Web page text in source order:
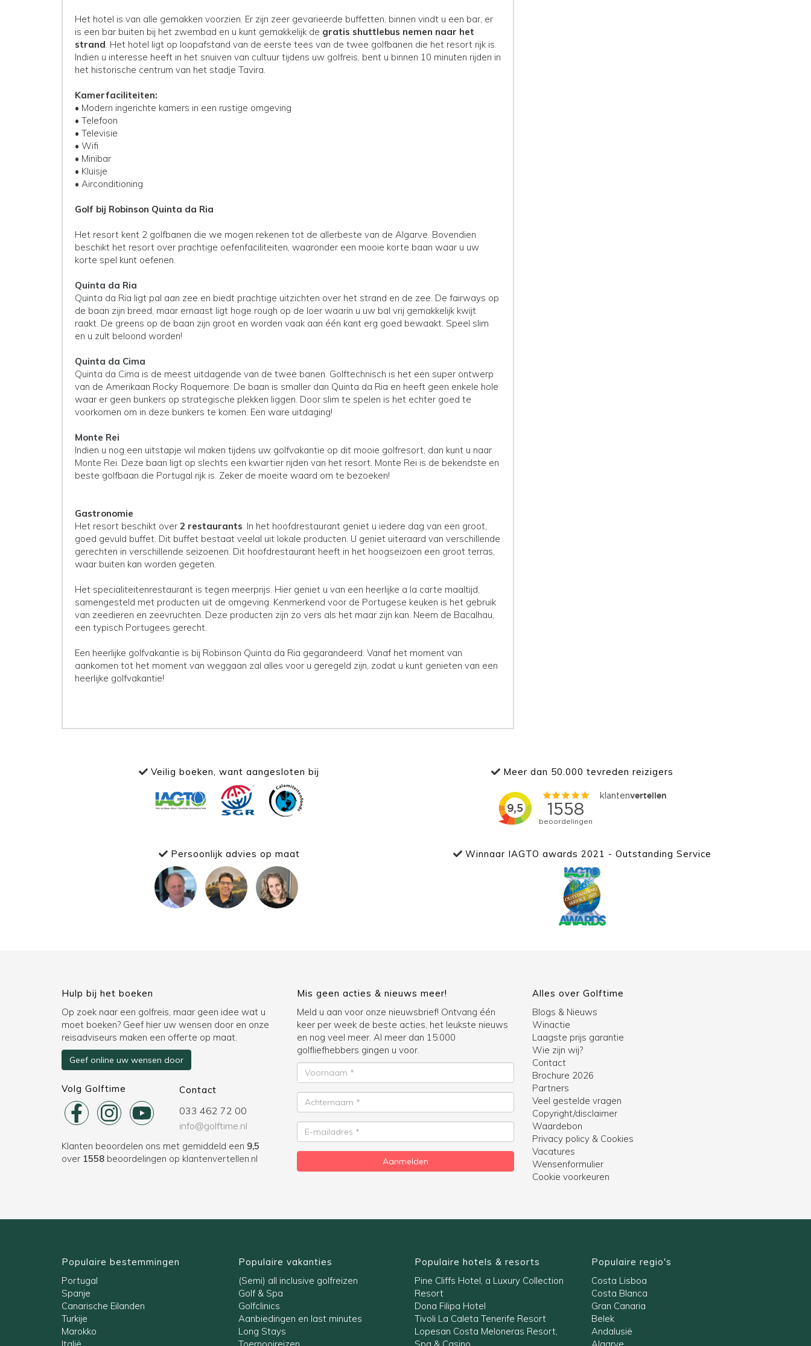
Het hotel is van alle gemakken voorzien. Er zijn zeer gevarieerde buffetten, binnen vindt u een bar, er
is een bar buiten bij het zwembad en u kunt gemakkelijk de gratis shuttlebus nemen naar het
strand . Het hotel ligt op loopafstand van de eerste tees van de twee golfbanen die het resort rijk is.
Indien u interesse heeft in het snuiven van cultuur tijdens uw golfreis, bent u binnen 10 minuten rijden in
het historische centrum van het stadje Tavira.
Kamerfaciliteiten:
• Modern ingerichte kamers in een rustige omgeving
• Telefoon
• Televisie
• Wifi
• Minibar
• Kluisje
• Airconditioning
Golf bij Robinson Quinta da Ria
Het resort kent 2 golfbanen die we mogen rekenen tot de allerbeste van de Algarve. Bovendien
beschikt het resort over prachtige oefenfaciliteiten, waaronder een mooie korte baan waar u uw
korte spel kunt oefenen.
Quinta da Ria
Quinta da Ria ligt pal aan zee en biedt prachtige uitzichten over het strand en de zee. De fairways op
de baan zijn breed, maar ernaast ligt hoge rough op de loer waarin u uw bal vrij gemakkelijk kwijt
raakt. De greens op de baan zijn groot en worden vaak aan één kant erg goed bewaakt. Speel slim
en u zult beloond worden!
Quinta da Cima
Quinta da Cima is de meest uitdagende van de twee banen. Golftechnisch is het een super ontwerp
van de Amerikaan Rocky Roquemore. De baan is smaller dan Quinta da Ria en heeft geen enkele hole
waar er geen bunkers op strategische plekken liggen. Door slim te spelen is het echter goed te
voorkomen om in deze bunkers te komen. Een ware uitdaging!
Monte Rei
Indien u nog een uitstapje wil maken tijdens uw golfvakantie op dit mooie golfresort, dan kunt u naar
Monte Rei . Deze baan ligt op slechts een kwartier rijden van het resort. Monte Rei is de bekendste en
beste golfbaan die Portugal rijk is. Zeker de moeite waard om te bezoeken!
Gastronomie
Het resort beschikt over 2 restaurants . In het hoofdrestaurant geniet u iedere dag van een groot,
goed gevuld buffet. Dit buffet bestaat veelal uit lokale producten. U geniet uiteraard van verschillende
gerechten in verschillende seizoenen. Dit hoofdrestaurant heeft in het hoogseizoen een groot terras,
waar buiten kan worden gegeten.
Het specialiteitenrestaurant is tegen meerprijs. Hier geniet u van een heerlijke a la carte maaltijd,
samengesteld met producten uit de omgeving. Kenmerkend voor de Portugese keuken is het gebruik
van zeedieren en zeevruchten. Deze producten zijn zo vers als het maar zijn kan. Neem de Bacalhau,
een typisch Portugees gerecht.
Een heerlijke golfvakantie is bij Robinson Quinta da Ria gegarandeerd. Vanaf het moment van
aankomen tot het moment van weggaan zal alles voor u geregeld zijn, zodat u kunt genieten van een
heerlijke golfvakantie!
Veilig boeken, want aangesloten bij Meer dan 50.000 tevreden reizigers
Persoonlijk advies op maat Winnaar IAGTO awards 2021 - Outstanding Service
Hulp bij het boeken
Op zoek naar een golfreis, maar geen idee wat u
moet boeken? Geef hier uw wensen door en onze
reisadviseurs maken een offerte op maat.
Geef online uw wensen door
Volg Golftime Contact
033 462 72 00
info@golftime.nl
Klanten beoordelen ons met gemiddeld een 9,5
over 1558 beoordelingen op klantenvertellen.nl
Mis geen acties & nieuws meer!
Meld u aan voor onze nieuwsbrief! Ontvang één
keer per week de beste acties, het leukste nieuws
en nog veel meer. Al meer dan 15.000
golfliefhebbers gingen u voor.
Voornaam
Achternaam
E-
mailadres
Aanmelden
Alles over Golftime
Blogs & Nieuws
Winactie
Laagste prijs garantie
Wie zijn wij?
Contact
Brochure 2026
Partners
Veel gestelde vragen
Copyright/disclaimer
Waardebon
Privacy policy & Cookies
Vacatures
Wensenformulier
Cookie voorkeuren
Populaire bestemmingen
Portugal
Spanje
Canarische Eilanden
Turkije
Marokko
Italië
Populaire vakanties
(Semi) all inclusive golfreizen
Golf & Spa
Golfclinics
Aanbiedingen en last minutes
Long Stays
Toernooireizen
Populaire hotels & resorts
Pine Cliffs Hotel, a Luxury Collection
Resort
Dona Filipa Hotel
Tivoli La Caleta Tenerife Resort
Lopesan Costa Meloneras Resort,
Spa & Casino
Populaire regio's
Costa Lisboa
Costa Blanca
Gran Canaria
Belek
Andalusië
Algarve